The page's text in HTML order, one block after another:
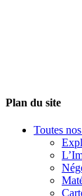
Plan du site
Toutes